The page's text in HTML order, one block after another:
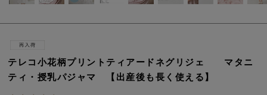
買って正解！高評価レビューアイテム
便利な育児家電
テレコ小花柄プリントティアードネグリジェ マタニ
ティ・授乳パジャマ 【出産後も長く使える】